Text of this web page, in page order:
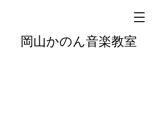
岡山かのん音楽教室